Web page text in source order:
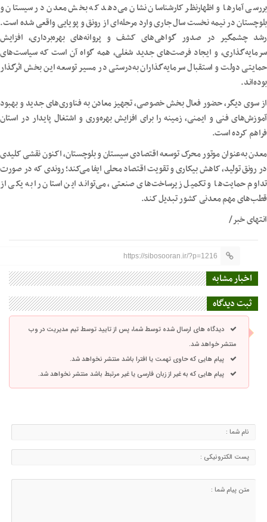
بررسی آمارها و اظهارنظر کارشناسان نشان می‌دهد که بخش معدن در سیستان و
بلوچستان در نیمه نخست سال جاری وارد مرحله‌ای از رونق و پویایی واقعی شده است.
رشد چشمگیر در صدور گواهی‌های کشف و پروانه‌های بهره‌برداری، افزایش
سرمایه‌گذاری، و ایجاد فرصت‌های جدید شغلی، همه گواه آن است که سیاست‌های
حمایتی دولت و استقبال سرمایه‌گذاران به‌درستی در مسیر توسعه این بخش اثرگذار
بوده‌اند.
از سوی دیگر، حضور فعال بخش خصوصی، تجهیز معادن به فناوری‌های جدید و بهبود
آموزش‌های فنی و ایمنی، زمینه را برای افزایش بهره‌وری و اشتغال پایدار در استان
فراهم کرده است.
معدن به‌عنوان موتور محرک توسعه اقتصادی سیستان و بلوچستان، اکنون نقشی کلیدی
در رونق تولید، کاهش بیکاری و تقویت اقتصاد محلی ایفا می‌کند؛ روندی که در صورت
تداوم حمایت‌ها و تکمیل زیرساخت‌های صنعتی، می‌تواند این استان را به یکی از
قطب‌های مهم معدنی کشور تبدیل کند.
انتهای خبر/
https://sibosooran.ir/?p=1216
اخبار مشابه
ثبت دیدگاه
دیدگاه های ارسال شده توسط شما، پس از تایید توسط تیم مدیریت در وب
منتشر خواهد شد.
پیام هایی که حاوی تهمت یا افترا باشد منتشر نخواهد شد.
پیام هایی که به غیر از زبان فارسی یا غیر مرتبط باشد منتشر نخواهد شد.